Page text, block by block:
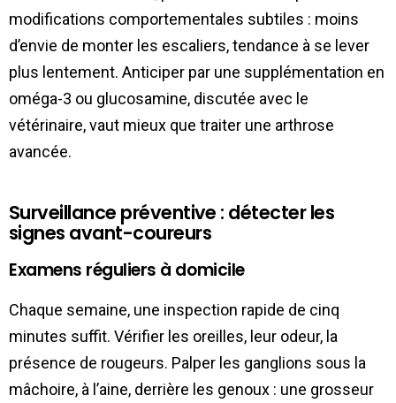
modifications comportementales subtiles : moins
d’envie de monter les escaliers, tendance à se lever
plus lentement. Anticiper par une supplémentation en
oméga-3 ou glucosamine, discutée avec le
vétérinaire, vaut mieux que traiter une arthrose
avancée.
Surveillance préventive : détecter les
signes avant-coureurs
Examens réguliers à domicile
Chaque semaine, une inspection rapide de cinq
minutes suffit. Vérifier les oreilles, leur odeur, la
présence de rougeurs. Palper les ganglions sous la
mâchoire, à l’aine, derrière les genoux : une grosseur